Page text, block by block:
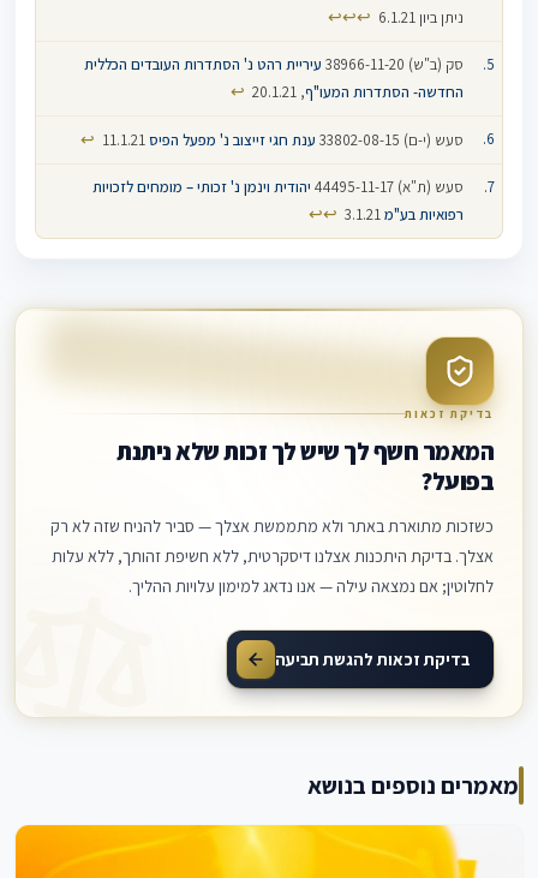
ניתן ביון 6.1.21
↩
↩
↩
סק (ב"ש) 38966-11-20
עיריית רהט נ' הסתדרות העובדים הכללית
החדשה- הסתדרות המעו"ף, 20.1.21
↩
סעש (י-ם) 33802-08-15 ענת חגי זייצוב נ' מפעל הפיס ↩
סעש (ת"א) 44495-11-17
יהודית וינמן נ' זכותי – מומחים לזכויות
רפואיות בע"מ
↩
↩
בדיקת זכאות
המאמר חשף לך שיש לך זכות שלא ניתנת
בפועל?
כשזכות מתוארת באתר ולא מתממשת אצלך — סביר להניח שזה לא רק
אצלך. בדיקת היתכנות אצלנו דיסקרטית, ללא חשיפת זהותך, ללא עלות
לחלוטין; אם נמצאה עילה — אנו נדאג למימון עלויות ההליך.
בדיקת זכאות להגשת תביעה
מאמרים נוספים בנושא